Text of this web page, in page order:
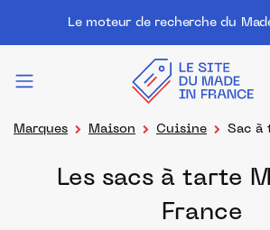
Le moteur de recherche du
Marques Maison Cuisine Sac à
Les sacs à tarte
France